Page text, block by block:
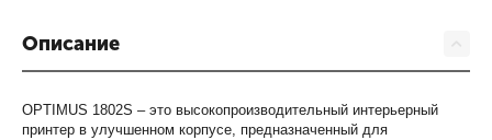
Описание
OPTIMUS 1802S – это высокопроизводительный интерьерный
принтер в улучшенном корпусе, предназначенный для